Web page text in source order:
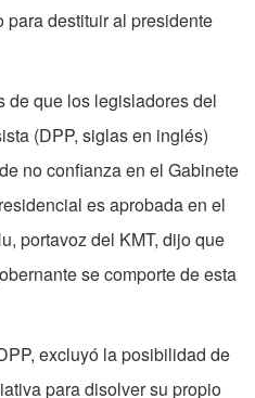
destituir al presidente
de que los legisladores del
(DPP, siglas en inglés)
no confianza en el Gabinete
es aprobada en el
portavoz del KMT, dijo que
se comporte de esta
excluyó la posibilidad de
para disolver su propio